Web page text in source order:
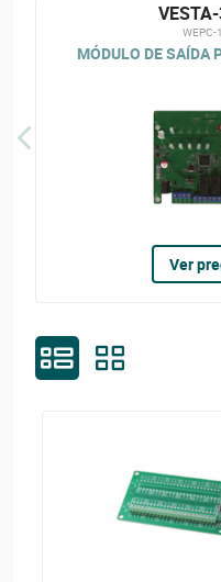
WEPC-1
MÓDULO DE SAÍDA
Ver